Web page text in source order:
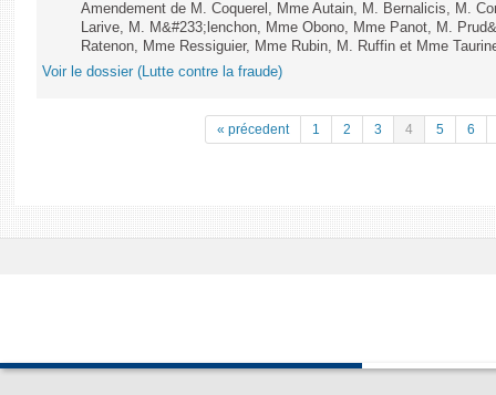
Amendement de M. Coquerel, Mme Autain, M. Bernalicis, M.
Larive, M. M&#233;lenchon, Mme Obono, Mme Panot, M.
Ratenon, Mme Ressiguier, Mme Rubin, M. Ruffin et Mme
Voir le dossier (Lutte contre la fraude)
« précedent 1 2 3 4 5 6